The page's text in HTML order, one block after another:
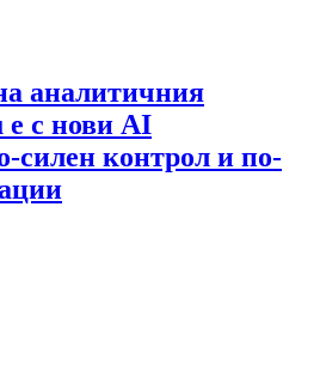
аналитичния
е с нови AI
силен контрол и по-